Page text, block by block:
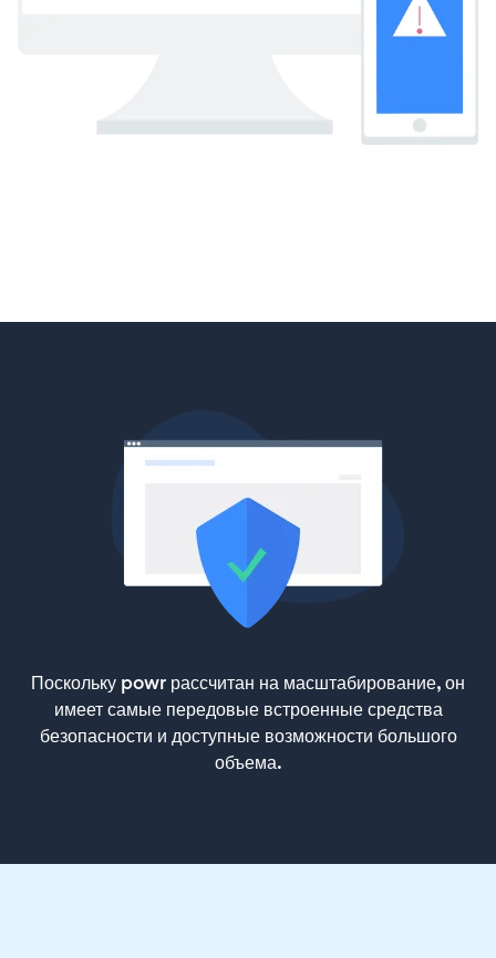
Поскольку powr рассчитан на масштабирование, он
имеет самые передовые встроенные средства
безопасности и доступные возможности большого
объема.